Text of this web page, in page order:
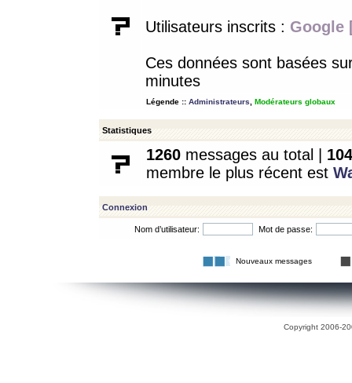
Utilisateurs inscrits : Google
Ces données sont basées
minutes
Légende :: Administrateurs Modérateurs globaux
Statistiques
1260 messages au total | 104
membre le plus récent est
Connexion
Nom d’utilisateur: Mot de passe:
Nouveaux messages
Copyright 2006-